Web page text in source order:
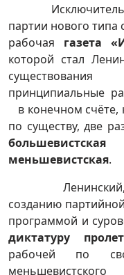
Исключительно
партии нового типа
рабочая газета
которой стал
существования
принципиальные
в конечном счёте,
по существу, две
большевистская
меньшевистская.
Ленинский,
созданию
программой и
диктатуру
рабочей по